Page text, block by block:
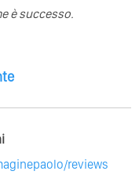
è successo.
reviews